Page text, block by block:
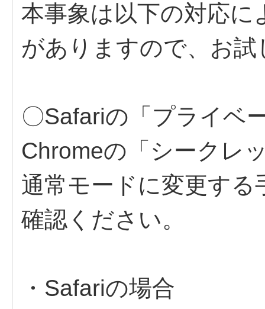
本事象は以下の対応に
がありますので、お
〇Safariの「プライベ
Chromeの「シークレ
通常モードに変更す
確認ください。
・Safariの場合